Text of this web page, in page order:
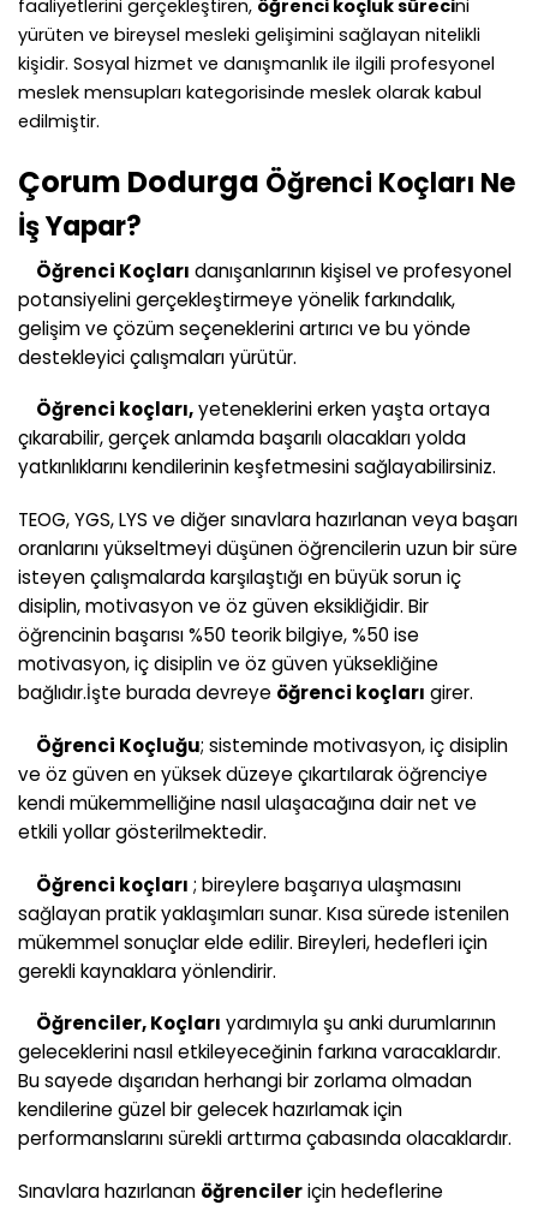
faaliyetlerini gerçekleştiren, öğrenci koçluk sürecini
yürüten ve bireysel mesleki gelişimini sağlayan nitelikli
kişidir. Sosyal hizmet ve danışmanlık ile ilgili profesyonel
meslek mensupları kategorisinde meslek olarak kabul
edilmiştir.
Çorum Dodurga Öğrenci Koçları Ne
İş Yapar?
Öğrenci Koçları danışanlarının kişisel ve profesyonel
potansiyelini gerçekleştirmeye yönelik farkındalık,
gelişim ve çözüm seçeneklerini artırıcı ve bu yönde
destekleyici çalışmaları yürütür.
Öğrenci koçları,yeteneklerini erken yaşta ortaya
çıkarabilir, gerçek anlamda başarılı olacakları yolda
yatkınlıklarını kendilerinin keşfetmesini sağlayabilirsiniz.
TEOG, YGS, LYS ve diğer sınavlara hazırlanan veya başarı
oranlarını yükseltmeyi düşünen öğrencilerin uzun bir süre
isteyen çalışmalarda karşılaştığı en büyük sorun iç
disiplin, motivasyon ve öz güven eksikliğidir. Bir
öğrencinin başarısı %50 teorik bilgiye, %50 ise
motivasyon, iç disiplin ve öz güven yüksekliğine
bağlıdır.İşte burada devreye öğrenci koçları girer.
Öğrenci Koçluğu; sisteminde motivasyon, iç disiplin
ve öz güven en yüksek düzeye çıkartılarak öğrenciye
kendi mükemmelliğine nasıl ulaşacağına dair net ve
etkili yollar gösterilmektedir.
Öğrenci koçları ; bireylere başarıya ulaşmasını
sağlayan pratik yaklaşımları sunar. Kısa sürede istenilen
mükemmel sonuçlar elde edilir. Bireyleri, hedefleri için
gerekli kaynaklara yönlendirir.
Öğrenciler, Koçları yardımıyla şu anki durumlarının
geleceklerini nasıl etkileyeceğinin farkına varacaklardır.
Bu sayede dışarıdan herhangi bir zorlama olmadan
kendilerine güzel bir gelecek hazırlamak için
performanslarını sürekli arttırma çabasında olacaklardır.
Sınavlara hazırlanan öğrencileriçin hedeflerine